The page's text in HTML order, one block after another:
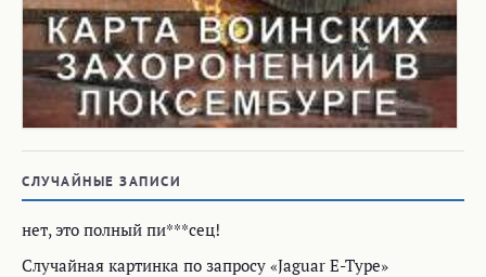
СЛУЧАЙНЫЕ ЗАПИСИ
нет, это полный пи***сец!
Случайная картинка по запросу «Jaguar E-Type»